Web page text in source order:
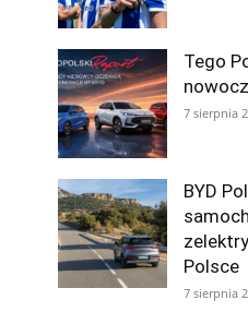
Tego
7 sierpnia
BYD
Polsce
7 sierpnia